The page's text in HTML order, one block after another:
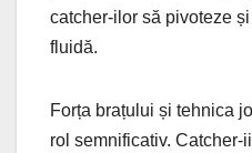
catcher-ilor să pivoteze
fluidă.
Forța brațului și tehnica
rol semnificativ.